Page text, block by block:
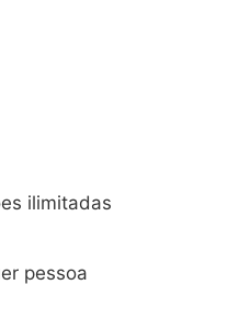
ilimitadas
pessoa